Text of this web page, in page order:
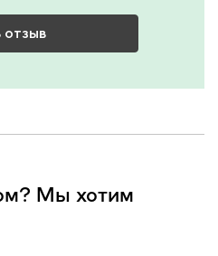
отзыв
Мы хотим